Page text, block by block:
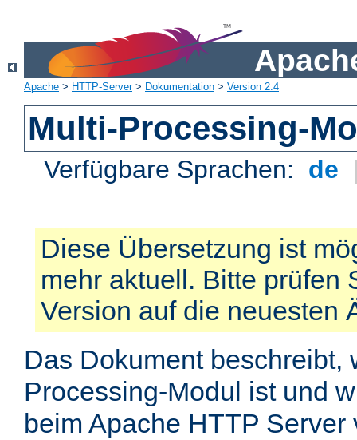
Apache > HTTP-Server> Dokumentation > Version 2.4
Multi-Processing-
Verfügbare Sprachen: de
Diese Übersetzung ist
mehr aktuell. Bitte prüfen
Version auf die neuesten
Das Dokument beschreibt,
Processing-Modul ist und
beim Apache HTTP